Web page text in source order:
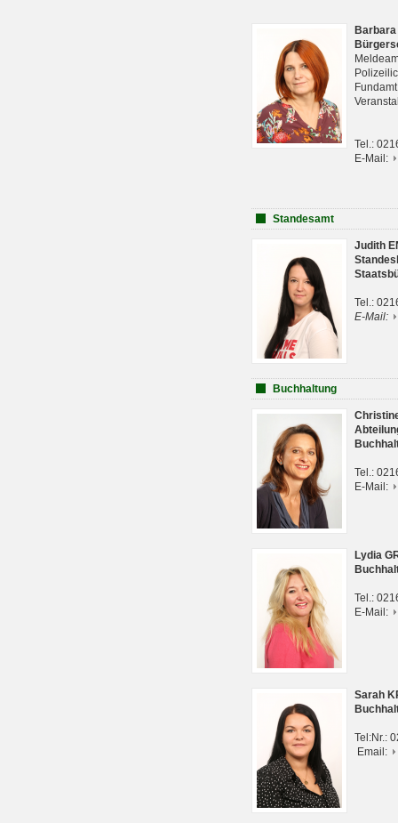
Tel.:
E-Mail:
Standesamt
Judith
Tel.:
E-Mail:
Buchhaltung
Tel.:
E-Mail:
Lydia
Tel.:
E-Mail:
Sarah
Tel:Nr.:
Email: